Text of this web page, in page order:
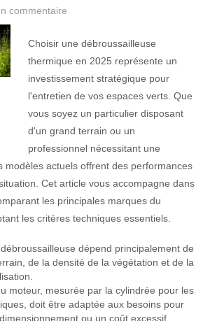
commentaire
Choisir une débroussailleuse
thermique en 2025 représente un
investissement stratégique pour
l'entretien de vos espaces verts. Que
vous soyez un particulier disposant
d'un grand terrain ou un
professionnel nécessitant une
modèles actuels offrent des performances
Cet article vous accompagne dans
les principales marques du
les critères techniques essentiels.
dépend principalement de
de la densité de la végétation et de la
moteur, mesurée par la cylindrée pour les
doit être adaptée aux besoins pour
ou un coût excessif.